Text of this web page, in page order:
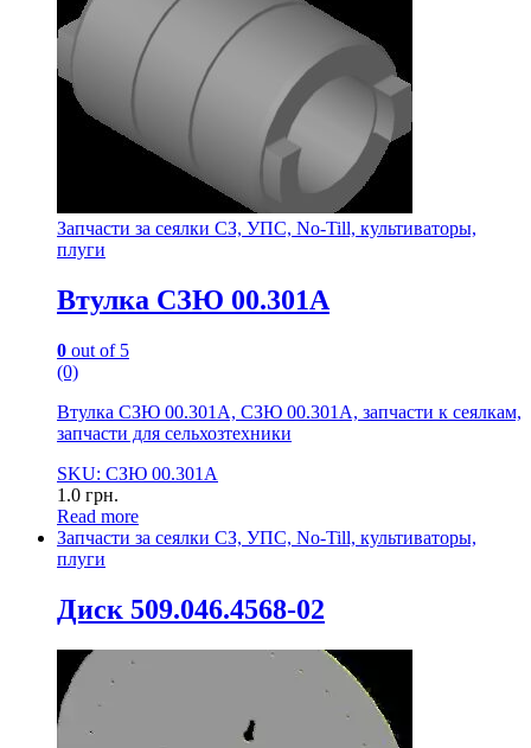
Запчасти за сеялки СЗ, УПС, No-Till, культиваторы,
плуги
Втулка СЗЮ 00.301А
0 out of 5
(0)
Втулка СЗЮ 00.301А, СЗЮ 00.301А, запчасти к сеялкам,
запчасти для сельхозтехники
SKU: СЗЮ 00.301А
1.0 грн.
Read more
Запчасти за сеялки СЗ, УПС, No-Till, культиваторы,
плуги
Диск 509.046.4568-02